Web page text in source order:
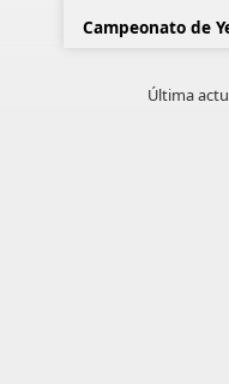
Campeonato de
Última